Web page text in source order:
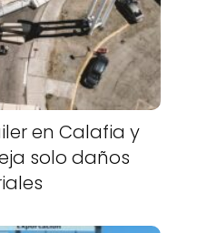
en Calafia y
solo daños